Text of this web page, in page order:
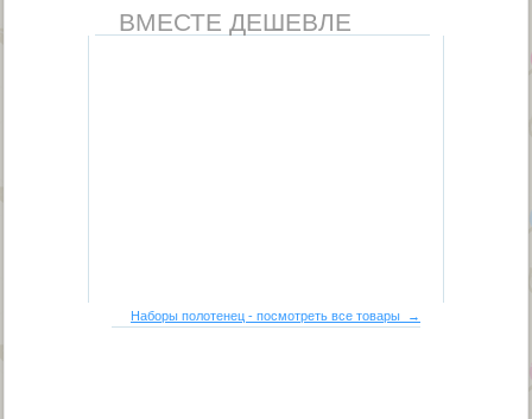
ВМЕСТЕ ДЕШЕВЛЕ
Наборы полотенец - посмотреть все товары →